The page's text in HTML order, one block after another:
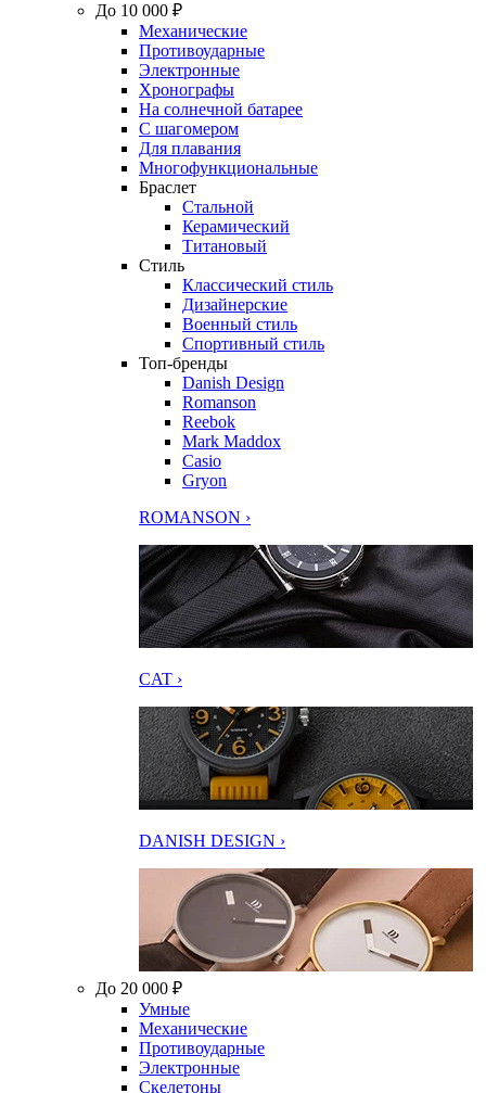
До 10 000 ₽
Механические
Противоударные
Электронные
Хронографы
На солнечной батарее
С шагомером
Для плавания
Многофункциональные
Браслет
Стальной
Керамический
Титановый
Стиль
Классический стиль
Дизайнерские
Военный стиль
Спортивный стиль
Топ-бренды
Danish Design
Romanson
Reebok
Mark Maddox
Casio
Gryon
ROMANSON ›
CAT ›
DANISH DESIGN ›
До 20 000 ₽
Умные
Механические
Противоударные
Электронные
Скелетоны